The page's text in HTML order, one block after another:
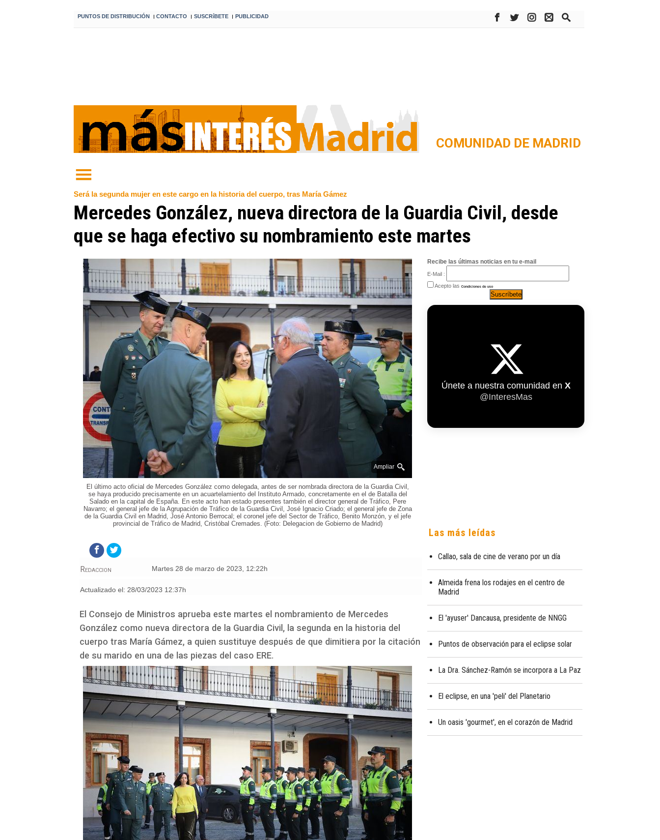
PUNTOS DE DISTRIBUCIÓN I CONTACTO I SUSCRíBETE I PUBLICIDAD
COMUNIDAD DE MADRID
Será la segunda mujer en este cargo en la historia del cuerpo, tras María Gámez
Mercedes González, nueva directora de la Guardia Civil, desde
que se haga efectivo su nombramiento este martes
Ampliar
El último acto oficial de Mercedes González como delegada, antes de ser nombrada directora de la Guardia Civil,
se haya producido precisamente en un acuartelamiento del Instituto Armado, concretamente en el de Batalla del
Salado en la capital de España. En este acto han estado presentes también el director general de Tráfico, Pere
Navarro; el general jefe de la Agrupación de Tráfico de la Guardia Civil, José Ignacio Criado; el general jefe de Zona
de la Guardia Civil en Madrid, José Antonio Berrocal; el coronel jefe del Sector de Tráfico, Benito Monzón, y el jefe
provincial de Tráfico de Madrid, Cristóbal Cremades. (Foto: Delegacion de Gobierno de Madrid)
martes 28 de marzo de 2023, 12:22h
Redaccion
Actualizado el: 28/03/2023 12:37h
El Consejo de Ministros aprueba este martes el nombramiento de Mercedes
González como nueva directora de la Guardia Civil, la segunda en la historia del
cuerpo tras María Gámez, a quien sustituye después de que dimitiera por la citación
de su marido en una de las piezas del caso ERE.
Recibe las últimas noticias en tu e-mail
E-Mail :
Acepto las Condiciones de uso
Únete a nuestra comunidad en X
@InteresMas
Las más leídas
Callao, sala de cine de verano por un día
Almeida frena los rodajes en el centro de
Madrid
El 'ayuser' Dancausa, presidente de NNGG
Puntos de observación para el eclipse solar
La Dra. Sánchez-Ramón se incorpora a La Paz
El eclipse, en una 'peli' del Planetario
Un oasis 'gourmet', en el corazón de Madrid